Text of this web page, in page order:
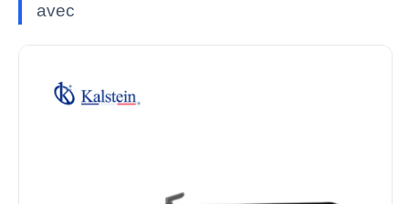
avec